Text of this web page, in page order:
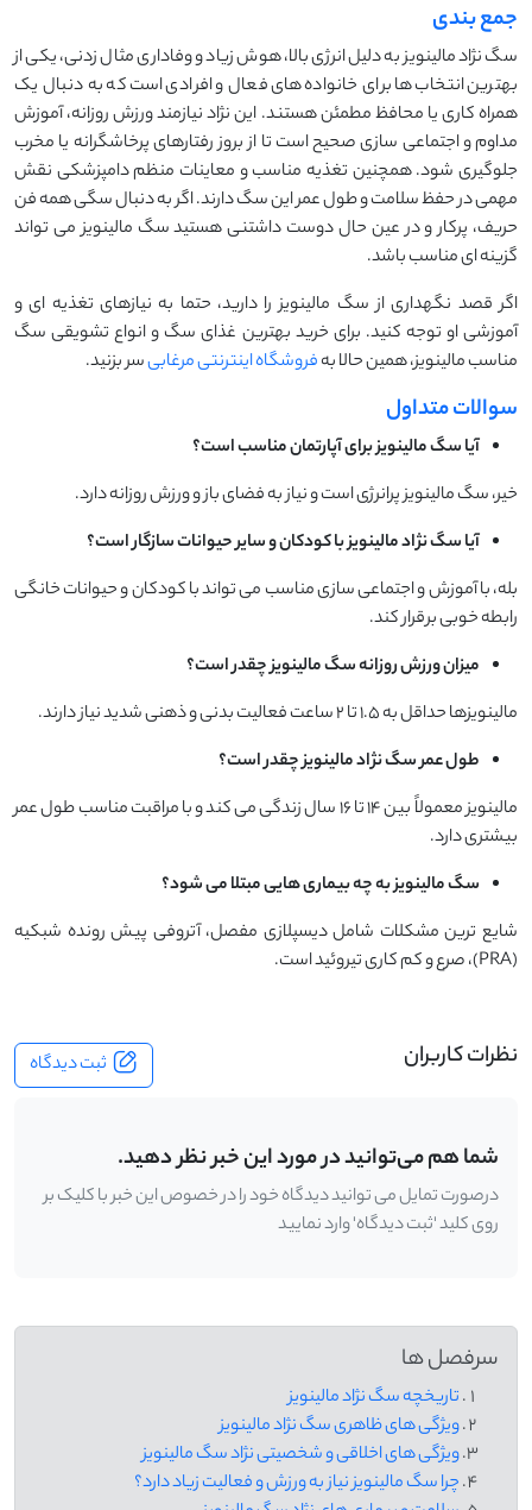
جمع بندی
سگ نژاد مالینویز به دلیل انرژی بالا، هوش زیاد و وفاداری مثال زدنی، یکی از
بهترین انتخاب ها برای خانواده های فعال و افرادی است که به دنبال یک
همراه کاری یا محافظ مطمئن هستند. این نژاد نیازمند ورزش روزانه، آموزش
مداوم و اجتماعی سازی صحیح است تا از بروز رفتارهای پرخاشگرانه یا مخرب
جلوگیری شود. همچنین تغذیه مناسب و معاینات منظم دامپزشکی نقش
مهمی در حفظ سلامت و طول عمر این سگ دارند. اگر به دنبال سگی همه فن
حریف، پرکار و در عین حال دوست داشتنی هستید سگ مالینویز می تواند
گزینه ای مناسب باشد.
اگر قصد نگهداری از سگ مالینویز را دارید، حتما به نیازهای تغذیه ای و
آموزشی او توجه کنید. برای خرید بهترین غذای سگ و انواع تشویقی سگ
مناسب مالینویز، همین حالا بهفروشگاه اینترنتی مرغابیسر بزنید.
سوالات متداول
آیا سگ مالینویز برای آپارتمان مناسب است؟
خیر، سگ مالینویز پرانرژی است و نیاز به فضای باز و ورزش روزانه دارد.
آیا سگ نژاد مالینویز با کودکان و سایر حیوانات سازگار است؟
بله، با آموزش و اجتماعی سازی مناسب می تواند با کودکان و حیوانات خانگی
رابطه خوبی برقرار کند.
میزان ورزش روزانه سگ مالینویز چقدر است؟
مالینویزها حداقل به ۱.۵ تا ۲ ساعت فعالیت بدنی و ذهنی شدید نیاز دارند.
طول عمر سگ نژاد مالینویز چقدر است؟
مالینویز معمولاً بین ۱۴ تا ۱۶ سال زندگی می کند و با مراقبت مناسب طول عمر
بیشتری دارد.
سگ مالینویز به چه بیماری هایی مبتلا می شود؟
شایع ترین مشکلات شامل دیسپلازی مفصل، آتروفی پیش رونده شبکیه
(PRA)، صرع و کم کاری تیروئید است.
نظرات کاربران ثبت دیدگاه
شما هم می‌توانید در مورد این خبر نظر دهید.
درصورت تمایل می توانید دیدگاه خود را در خصوص این خبر با کلیک بر
روی کلید 'ثبت دیدگاه' وارد نمایید
سرفصل ها
تاریخچه سگ نژاد مالینویز
ویژگی های ظاهری سگ نژاد مالینویز
ویژگی های اخلاقی و شخصیتی نژاد سگ مالینویز
چرا سگ مالینویز نیاز به ورزش و فعالیت زیاد دارد؟